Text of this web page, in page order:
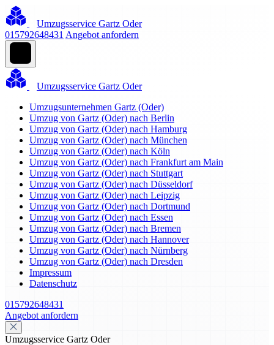
Umzugsservice Gartz Oder
015792648431 Angebot anfordern
Umzugsservice Gartz Oder
Umzugsunternehmen Gartz (Oder)
Umzug von Gartz (Oder) nach Berlin
Umzug von Gartz (Oder) nach Hamburg
Umzug von Gartz (Oder) nach München
Umzug von Gartz (Oder) nach Köln
Umzug von Gartz (Oder) nach Frankfurt am Main
Umzug von Gartz (Oder) nach Stuttgart
Umzug von Gartz (Oder) nach Düsseldorf
Umzug von Gartz (Oder) nach Leipzig
Umzug von Gartz (Oder) nach Dortmund
Umzug von Gartz (Oder) nach Essen
Umzug von Gartz (Oder) nach Bremen
Umzug von Gartz (Oder) nach Hannover
Umzug von Gartz (Oder) nach Nürnberg
Umzug von Gartz (Oder) nach Dresden
Impressum
Datenschutz
015792648431
Angebot anfordern
Umzugsservice Gartz Oder